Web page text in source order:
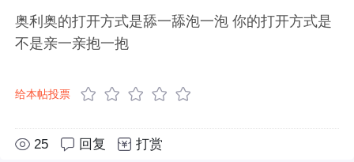
奥利奥的打开方式是舔一舔泡一泡 你的打开方式是
不是亲一亲抱一抱
给本帖投票
25 回复 打赏